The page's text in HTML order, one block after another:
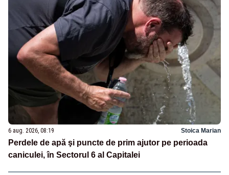
6 aug. 2026, 08:19 Stoica Marian
Perdele de apă şi puncte de prim ajutor pe perioada
caniculei, în Sectorul 6 al Capitalei